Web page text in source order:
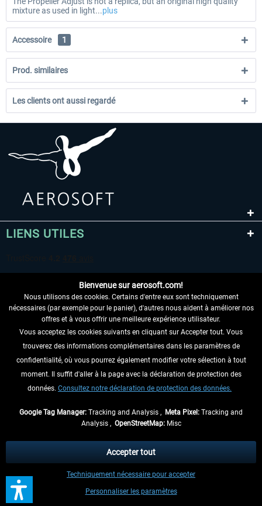
mixture as used in light...plus
Accessoire 1
Prod. similaires
Les clients ont aussi regardé
LIENS UTILES
RENONCER AU CONTRAT ICI
INFORMATIONS
NE MANQUEZ PAS LES DERNIÈRES
échéant, frais de remboursement, si aucune description contraire.
** S'applique aux envois vers l'Allemagne. Pour les autres pays, veuillez
consulter lesinformations d'expédition.
Bienvenue sur aerosoft.com!
Nous utilisons des cookies. Certains d'entre eux sont techniquement
nécessaires (par exemple pour le panier), d'autres nous aident à améliorer nos
offres et à vous offrir une meilleure expérience utilisateur.
Vous acceptez les cookies suivants en cliquant sur Accepter tout. Vous
trouverez des informations complémentaires dans les paramètres de
confidentialité, où vous pourrez également modifier votre sélection à tout
moment. Il suffit d'aller à la page avec la déclaration de protection des
données. Consultez notre déclaration de protection des données.
Google Tag Manager: Tracking and Analysis , Meta Pixel: Tracking and
Analysis , OpenStreetMap:Misc
Personnaliser les paramètres
Techniquement nécessaire pour accepter
Accepter tout